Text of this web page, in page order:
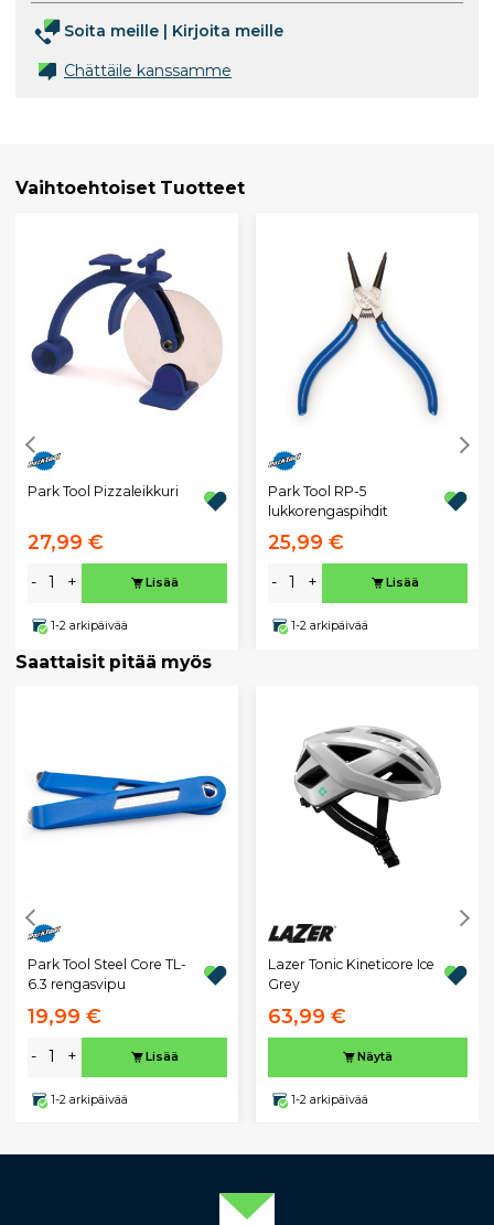
Soita meille
Kirjoita meille
Chättäile kanssamme
Vaihtoehtoiset Tuotteet
Park Tool Pizzaleikkuri
27,99 €
- + Lisää
1-2 arkipäivää
Park Tool RP-5
lukkorengaspihdit
25,99 €
- + Lisää
1-2 arkipäivää
Saattaisit pitää myös
Park Tool Steel Core TL-
6.3 rengasvipu
19,99 €
- + Lisää
1-2 arkipäivää
Lazer Tonic Kineticore Ice
Grey
63,99 €
Näytä
1-2 arkipäivää